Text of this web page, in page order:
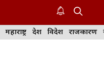
महाराष्ट्र देश विदेश राजकारण